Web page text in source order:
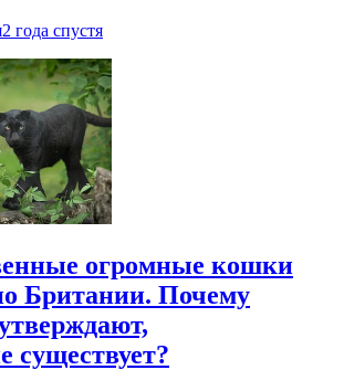
2 года спустя
огромные кошки
Британии. Почему
существует?